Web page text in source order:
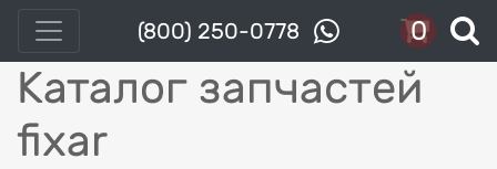
(800) 250-0778 0
Каталог запчастей
fixar